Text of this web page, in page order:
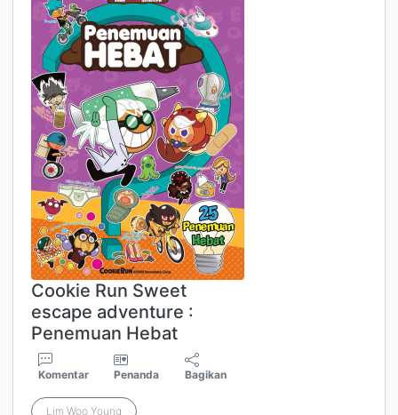
Cookie Run Sweet
escape adventure :
Penemuan Hebat
Komentar Penanda Bagikan
Lim Woo Young